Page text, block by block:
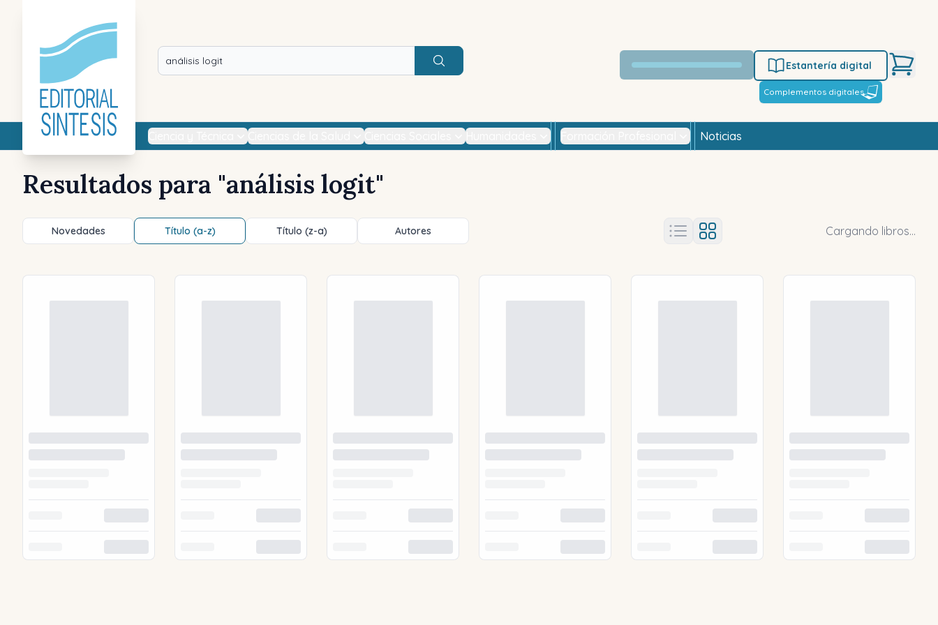
Buscar
Estantería digital
Complementos digitales
Noticias
Resultados para "análisis logit"
Novedades Título (a-z) Título (z-a) Autores Cargando libros...